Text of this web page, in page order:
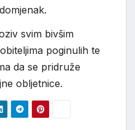
svim bivšim
poginulih te
da se pridruže
obljetnice.